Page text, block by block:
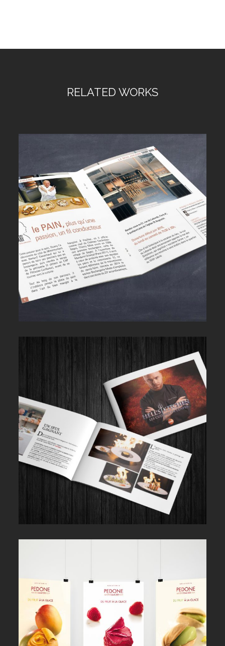
RELATED WORKS
THIERRY MARX BOULANGERIE
HELL'S KITCHEN
PEDONE